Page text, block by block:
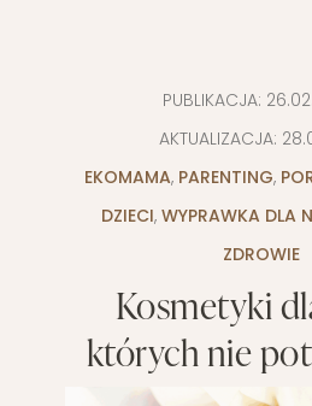
PUBLIKACJA:
AKTUALIZACJA:
EKOMAMA, PARENTING,
DZIECI, WYPRAWKA DLA
ZDROWIE
Kosmetyki
których nie